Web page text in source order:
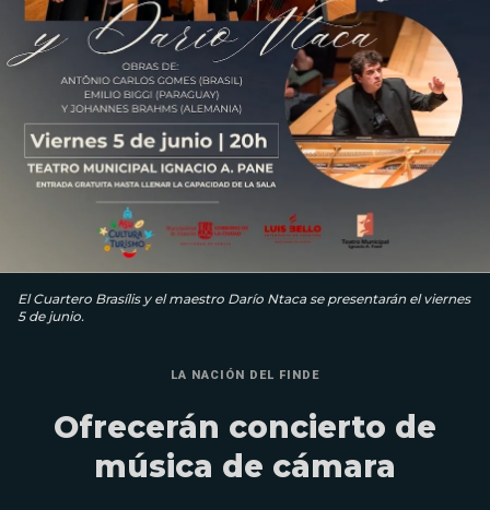
El Cuartero Brasílis y el maestro Darío Ntaca se presentarán el viernes
5 de junio.
LA NACIÓN DEL FINDE
Ofrecerán concierto de
música de cámara